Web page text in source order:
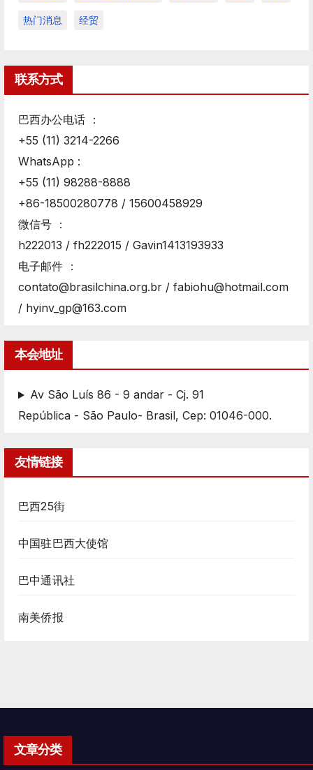
热门消息 经贸
联系方式
巴西办公电话 ：
+55 (11) 3214-2266
WhatsApp :
+55 (11) 98288-8888
+86-18500280778 / 15600458929
微信号 ：
h222013 / fh222015 / Gavin1413193933
电子邮件 ：
contato@brasilchina.org.br / fabiohu@hotmail.com
/ hyinv_gp@163.com
本会地址
Av São Luís 86 - 9 andar - Cj. 91
República - São Paulo- Brasil, Cep: 01046-000.
友情链接
巴西25街
中国驻巴西大使馆
巴中通讯社
南美侨报
文章分类